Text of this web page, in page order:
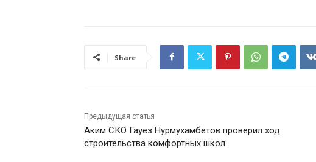
Share
Предыдущая статья
Аким СКО Гауез Нурмухамбетов проверил ход
строительства комфортных школ